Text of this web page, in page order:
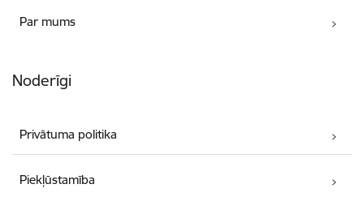
Par mums
Noderīgi
Privātuma politika
Piekļūstamība